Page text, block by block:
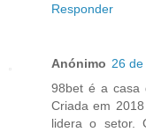
Responder
Anónimo 26
98bet é a casa
Criada em
lidera o setor.